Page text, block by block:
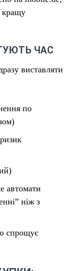
кращу
ЧАС
виставляти
по
автомати
ніж з
спрощує